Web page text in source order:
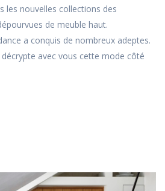
les nouvelles collections des
de meuble haut.
a conquis de nombreux adeptes.
avec vous cette mode côté